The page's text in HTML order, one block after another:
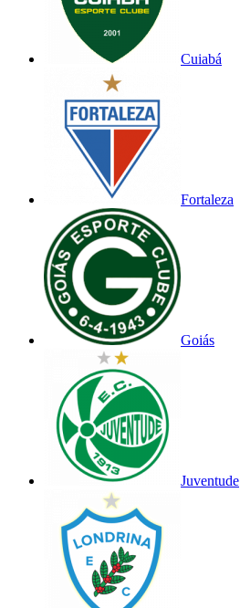
Cuiabá
Fortaleza
Goiás
Juventude